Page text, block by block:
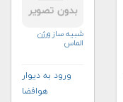
شبیه ساز ورژن
الماس
ورود به دیوار
هوافضا